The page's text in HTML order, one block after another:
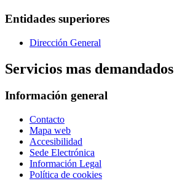
Entidades superiores
Dirección General
Servicios mas
Información general
Contacto
Mapa web
Accesibilidad
Sede Electrónica
Información Legal
Política de cookies